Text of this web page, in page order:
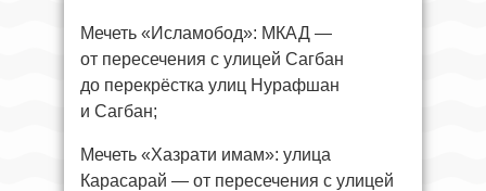
Мечеть «Исламобод»: МКАД —
от пересечения с улицей Сагбан
до перекрёстка улиц Нурафшан
и Сагбан;
Мечеть «Хазрати имам»: улица
Карасарай — от пересечения с улицей